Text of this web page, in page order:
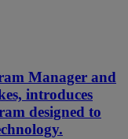
Manager and
introduces
designed to